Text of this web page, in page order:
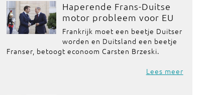
Haperende Frans-Duitse
motor probleem voor EU
Frankrijk moet een beetje Duitser
worden en Duitsland een beetje
Franser, betoogt econoom Carsten Brzeski.
Lees meer